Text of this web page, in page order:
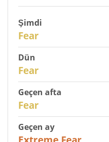
Şimdi
Fear
Dün
Fear
Geçen afta
Fear
Geçen ay